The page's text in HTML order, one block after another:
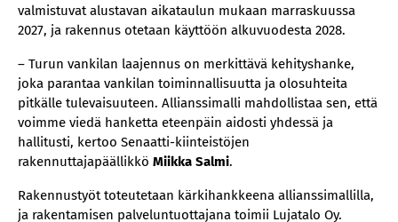
valmistuvat alustavan aikataulun mukaan marraskuussa
2027, ja rakennus otetaan käyttöön alkuvuodesta 2028.
– Turun vankilan laajennus on merkittävä kehityshanke,
joka parantaa vankilan toiminnallisuutta ja olosuhteita
pitkälle tulevaisuuteen. Allianssimalli mahdollistaa sen, että
voimme viedä hanketta eteenpäin aidosti yhdessä ja
hallitusti, kertoo Senaatti-kiinteistöjen
rakennuttajapäällikkö Miikka Salmi.
Rakennustyöt toteutetaan kärkihankkeena allianssimallilla,
ja rakentamisen palveluntuottajana toimii Lujatalo Oy.